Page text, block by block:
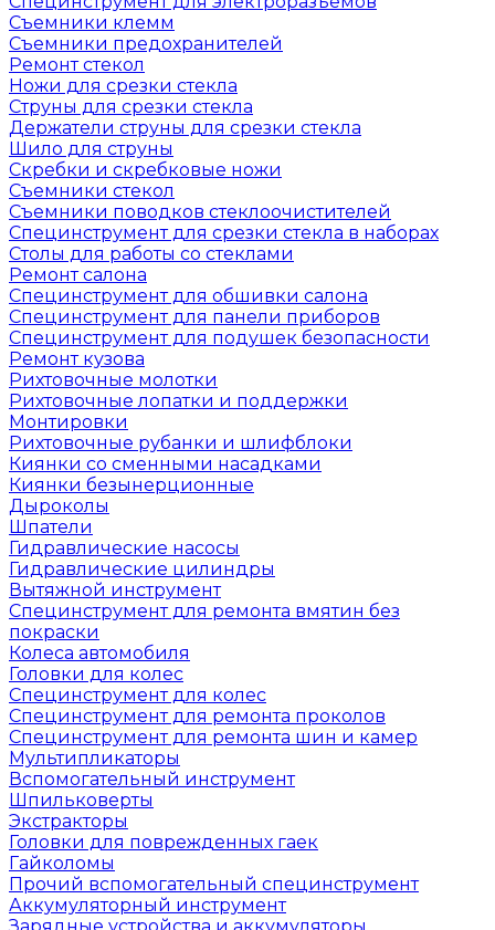
Съемники клемм
Съемники предохранителей
Ремонт стекол
Ножи для срезки стекла
Струны для срезки стекла
Держатели струны для срезки стекла
Шило для струны
Скребки и скребковые ножи
Съемники стекол
Съемники поводков стеклоочистителей
Специнструмент для срезки стекла в наборах
Столы для работы со стеклами
Ремонт салона
Специнструмент для обшивки салона
Специнструмент для панели приборов
Специнструмент для подушек безопасности
Ремонт кузова
Рихтовочные молотки
Рихтовочные лопатки и поддержки
Монтировки
Рихтовочные рубанки и шлифблоки
Киянки со сменными насадками
Киянки безынерционные
Дыроколы
Шпатели
Гидравлические насосы
Гидравлические цилиндры
Вытяжной инструмент
Специнструмент для ремонта вмятин без
покраски
Колеса автомобиля
Головки для колес
Специнструмент для колес
Специнструмент для ремонта проколов
Специнструмент для ремонта шин и камер
Мультипликаторы
Вспомогательный инструмент
Шпильковерты
Экстракторы
Головки для поврежденных гаек
Гайколомы
Прочий вспомогательный специнструмент
Аккумуляторный инструмент